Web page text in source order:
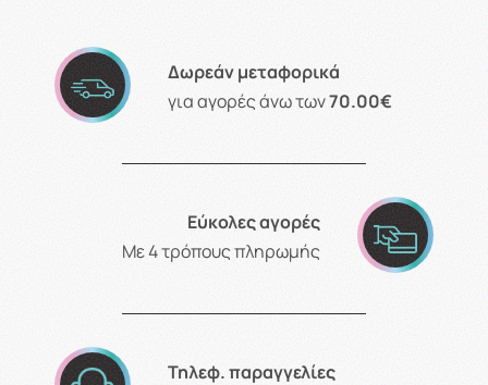
Δωρεάν μεταφορικά
για αγορές άνω των70.00€
Εύκολες αγορές
Με 4 τρόπους πληρωμής
Τηλεφ. παραγγελίες